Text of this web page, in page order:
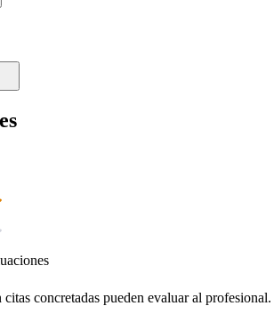
citas concretadas pueden evaluar al profesional.